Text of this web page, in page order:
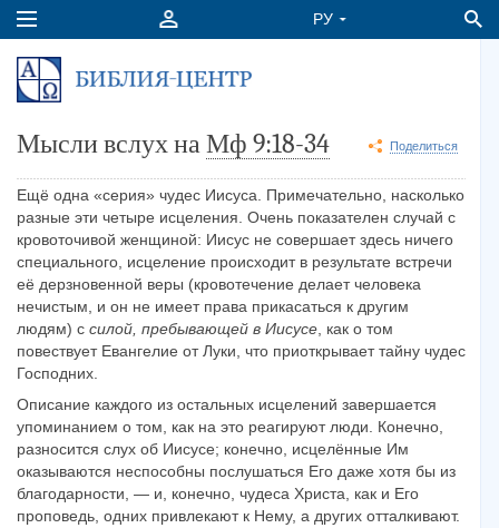
Мысли вслух наМф 9:18-34 Поделиться
Ещё одна «серия» чудес Иисуса. Примечательно, насколько
разные эти четыре исцеления. Очень показателен случай с
кровоточивой женщиной: Иисус не совершает здесь ничего
специального, исцеление происходит в результате встречи
её дерзновенной веры (кровотечение делает человека
нечистым, и он не имеет права прикасаться к другим
людям) с силой, пребывающей в Иисусе , как о том
повествует Евангелие от Луки, что приоткрывает тайну чудес
Господних.
Описание каждого из остальных исцелений завершается
упоминанием о том, как на это реагируют люди. Конечно,
разносится слух об Иисусе; конечно, исцелённые Им
оказываются неспособны послушаться Его даже хотя бы из
благодарности, — и, конечно, чудеса Христа, как и Его
проповедь, одних привлекают к Нему, а других отталкивают.